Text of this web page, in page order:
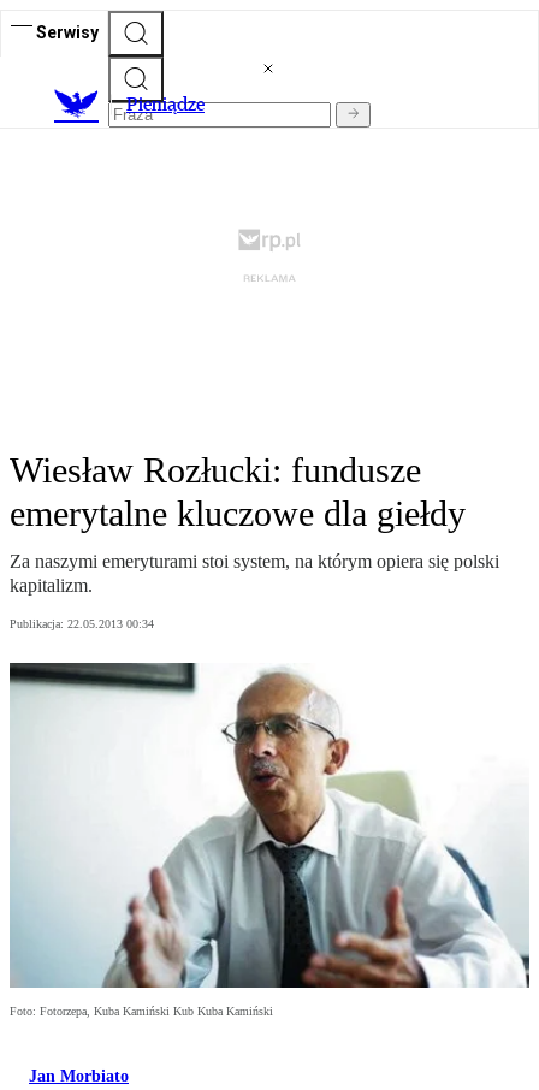
Serwisy
Pieniądze
Wiesław Rozłucki: fundusze
emerytalne kluczowe dla giełdy
Za naszymi emeryturami stoi system, na którym opiera się polski
kapitalizm.
Publikacja: 22.05.2013 00:34
Foto: Fotorzepa, Kuba Kamiński Kub Kuba Kamiński
Jan Morbiato